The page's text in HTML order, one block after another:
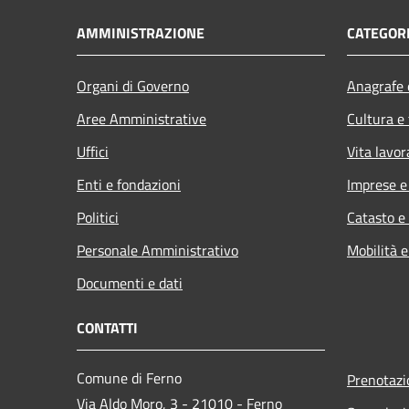
AMMINISTRAZIONE
Organi di Governo
Aree Amministrative
Uffici
Enti e fondazioni
Politici
Personale Amministrativo
Documenti e dati
Cultura
Vita
Imprese
Catasto
Mobilità
CONTATTI
Comune di Ferno
Via Aldo Moro, 3 - 21010 - Ferno